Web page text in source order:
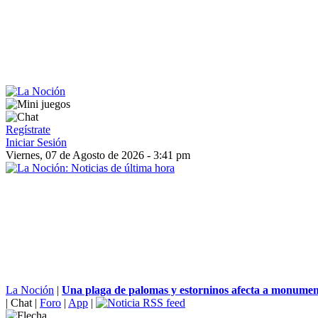
Regístrate
Iniciar Sesión
Viernes, 07 de Agosto de 2026 - 3:41 pm
La Noción | Una plaga de palomas y estorninos afecta a
| Chat | Foro | App |